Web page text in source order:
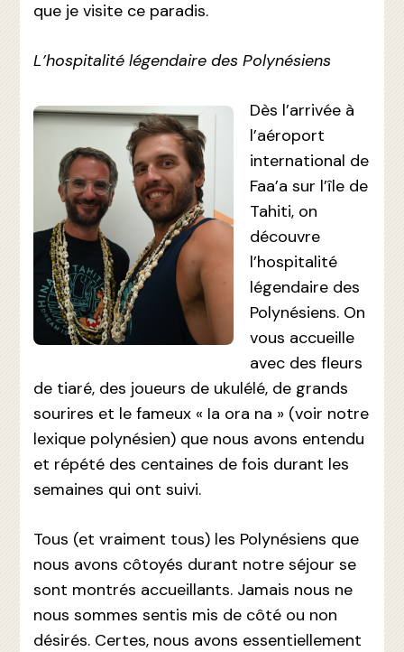
que je visite ce paradis.
L’hospitalité légendaire des Polynésiens
Dès l’arrivée à
l’aéroport
international de
Faa’a sur l’île de
Tahiti, on
découvre
l’hospitalité
légendaire des
Polynésiens. On
vous accueille
avec des fleurs
de tiaré, des joueurs de ukulélé, de grands
sourires et le fameux « Ia ora na » (voir notre
lexique polynésien) que nous avons entendu
et répété des centaines de fois durant les
semaines qui ont suivi.
Tous (et vraiment tous) les Polynésiens que
nous avons côtoyés durant notre séjour se
sont montrés accueillants. Jamais nous ne
nous sommes sentis mis de côté ou non
désirés. Certes, nous avons essentiellement